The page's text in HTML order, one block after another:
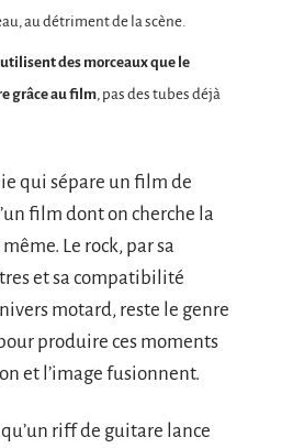
au détriment de la scène.
des morceaux que le
grâce au film, pas des tubes déjà
qui sépare un film de
film dont on cherche la
Le rock, par sa
et sa compatibilité
motard, reste le genre
produire ces moments
et l’image fusionnent.
riff de guitare lance